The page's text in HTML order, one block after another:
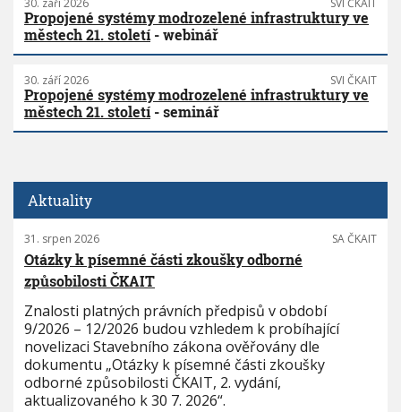
30. září 2026 SVI ČKAIT
Propojené systémy modrozelené infrastruktury ve
městech 21. století- webinář
30. září 2026 SVI ČKAIT
Propojené systémy modrozelené infrastruktury ve
městech 21. století- seminář
Aktuality
31. srpen 2026 SA ČKAIT
Otázky k písemné části zkoušky odborné
způsobilosti ČKAIT
Znalosti platných právních předpisů v období
9/2026 – 12/2026 budou vzhledem k probíhající
novelizaci Stavebního zákona ověřovány dle
dokumentu „Otázky k písemné části zkoušky
odborné způsobilosti ČKAIT, 2. vydání,
aktualizovaného k 30 7. 2026“.